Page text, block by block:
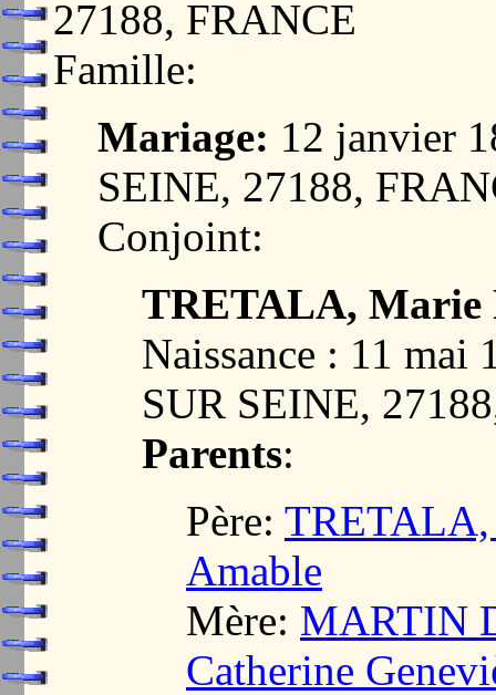
27188, FRANCE
Famille:
Mariage: 12 janvier
SEINE, 27188,
Conjoint:
TRETALA, Marie
Naissance : 11 mai
SUR SEINE,
Parents:
Père: TRETALA,
Amable
Mère: MARTIN
Catherine